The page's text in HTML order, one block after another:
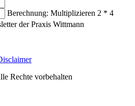
Berechnung: Multiplizieren 2 * 4
der Praxis Wittmann
Rechte vorbehalten